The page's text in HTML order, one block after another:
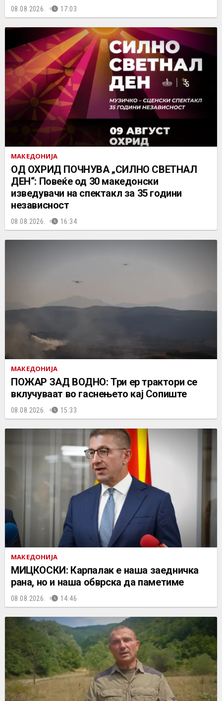
08.08.2026. 17:03
МАКЕДОНИЈА
ОД ОХРИД ПОЧНУВА „СИЛНО СВЕТНАЛ
ДЕН“: Повеќе од 30 македонски
изведувачи на спектакл за 35 години
независност
08.08.2026. 16:34
МАКЕДОНИЈА
ПОЖАР ЗАД ВОДНО: Три ер трактори се
вклучуваат во гаснењето кај Сопиште
08.08.2026. 15:33
МАКЕДОНИЈА
МИЦКОСКИ: Карпалак е наша заедничка
рана, но и наша обврска да паметиме
08.08.2026. 14:46